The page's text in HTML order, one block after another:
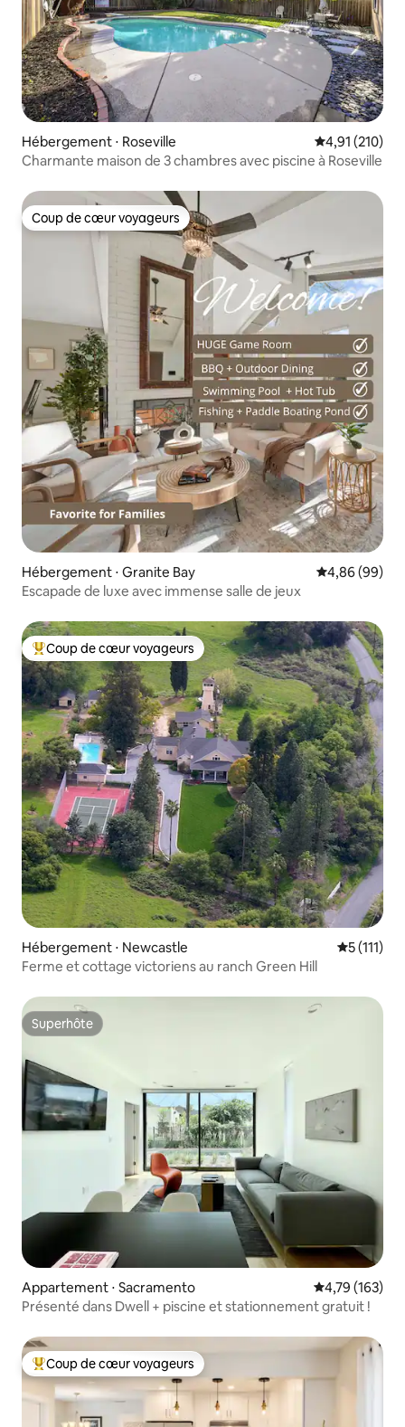
Hébergement ⋅ Roseville Évaluation
4,91 (210)
Charmante maison de 3 chambres avec piscine à Roseville
Coup de cœur voyageurs
Coup de cœur voyageurs
Hébergement ⋅ Granite Bay Évaluation
4,86 (99)
Escapade de luxe avec immense salle de jeux
Coups de cœur voyageurs les plus appréciés
Coup de cœur voyageurs
Hébergement ⋅ Newcastle Évaluation
5 (111)
Ferme et cottage victoriens au ranch Green Hill
Superhôte
Superhôte
Appartement ⋅ Sacramento Évaluation
4,79 (163)
Présenté dans Dwell + piscine et stationnement gratuit !
Coups de cœur voyageurs les plus appréciés
Coup de cœur voyageurs